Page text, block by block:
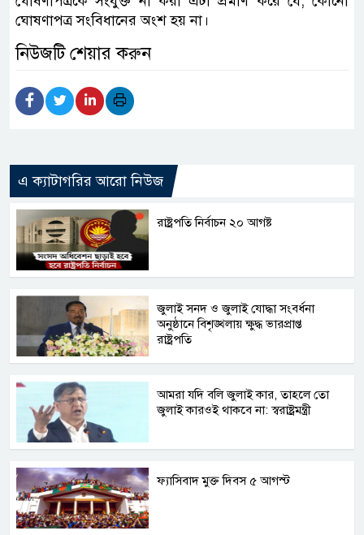
ঘোষণাপত্র সংবিধানের অংশ হয় না।
নিউজটি শেয়ার করুন
এ ক্যাটাগরির আরো নিউজ
রাষ্ট্রপতি নির্বাচন ২০ আগষ্ট
জুলাই সনদ ও জুলাই যোদ্ধা সংবর্ধনা
অনুষ্ঠানে বিশৃঙ্খলায় ক্ষুদ্ধ ভারপ্রাপ্ত
রাষ্ট্রপতি
আমরা যদি বলি জুলাই কার, তাহলে তো
জুলাই কারওই থাকবে না: স্বরাষ্ট্রমন্ত্রী
ফ্যাসিবাদ মুক্ত দিবস ৫ আগস্ট